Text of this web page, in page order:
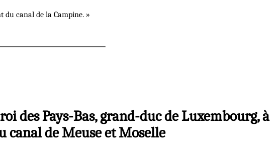
du canal de la Campine. »
des Pays-Bas, grand-duc de Luxembourg, à
de Meuse et Moselle